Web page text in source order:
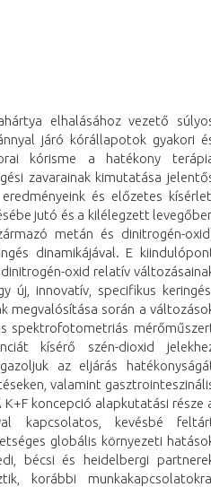
elhalásához vezető
járó kórállapotok gyakori
kórisme a hatékony
zavarainak kimutatása
és előzetes
jutó és a kilélegzett
metán és dinitrogén-
dinamikájával. E
oxid relatív
új, innovatív, specifikus
megvalósítása során a
spektrofotometriás
kísérő szén-dioxid
az eljárás
valamint
koncepció alapkutatási része
kapcsolatos, kevésbé
globális környezeti
bécsi és heidelbergi
korábbi munkakapcsolatokra,